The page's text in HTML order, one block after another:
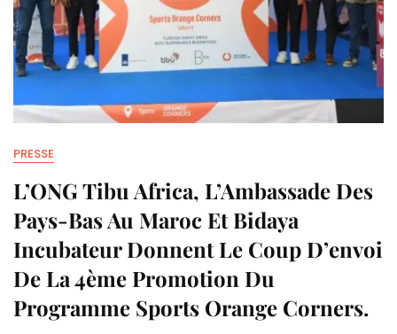
PRESSE
L’ONG Tibu Africa, L’Ambassade Des
Pays-Bas Au Maroc Et Bidaya
Incubateur Donnent Le Coup D’envoi
De La 4ème Promotion Du
Programme Sports Orange Corners.